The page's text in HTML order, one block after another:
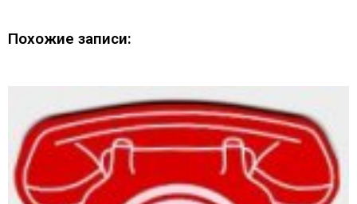
Похожие записи: